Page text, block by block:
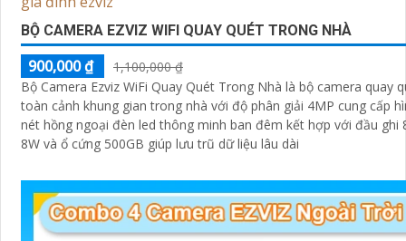
Nhớ kiểm tra và lựa chọn sản phẩm phù hợp với nhu cầu
không gian lắp đặt của bạn. Bạn có thể tham khảo thêm
tiết và mua hàng tại các cửa hàng điện tử uy tín hoặc
an ninh chuyên nghiệp. Chúc bạn tìm được giải pháp an
BỘ CAMERA EZVIZ WIFI QUAY QUÉT TRONG NHÀ
900,000 ₫
1,100,000 ₫
Bộ Camera Ezviz WiFi Quay Quét Trong Nhà là bộ camera quay
toàn cảnh khung gian trong nhà với độ phân giải 4MP cung cấp
nét hồng ngoại đèn led thông minh ban đêm kết hợp với đầu ghi
8W và ổ cứng 500GB giúp lưu trũ dữ liệu lâu dài